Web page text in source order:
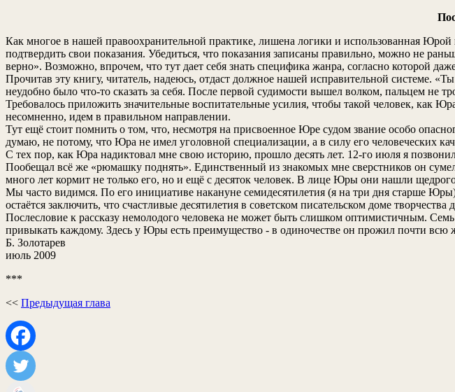
Как многое в нашей правоохранительной практике, лишена логики и использованная
подтвердить свои показания. Убедиться, что показания записаны правильно, можно не
верно». Возможно, впрочем, что тут дает себя знать специфика жанра, согласно которой
Прочитав эту книгу, читатель, надеюсь, отдаст должное нашей исправительной системе.
неудобно было что-то сказать за себя. После первой судимости вышел волком, пальцем не
Требовалось приложить значительные воспитательные усилия, чтобы такой человек, как
несомненно, идем в правильном направлении.
Тут ещё стоит помнить о том, что, несмотря на присвоенное Юре судом звание особо
думаю, не потому, что Юра не имел уголовной специализации, а в силу его человеческих
С тех пор, как Юра надиктовал мне свою историю, прошло десять лет. 12-го июля я
Пообещал всё же «рюмашку поднять». Единственный из знакомых мне сверстников он
много лет кормит не только его, но и ещё с десяток человек. В лице Юры они нашли
Мы часто видимся. По его инициативе накануне семидесятилетия (я на три дня старше
остаётся заключить, что счастливые десятилетия в советском писательском доме
Послесловие к рассказу немолодого человека не может быть слишком оптимистичным.
привыкать каждому. Здесь у Юры есть преимущество - в одиночестве он прожил почти всю
Б. Золотарев
июль 2009
***
<< Предыдущая глава